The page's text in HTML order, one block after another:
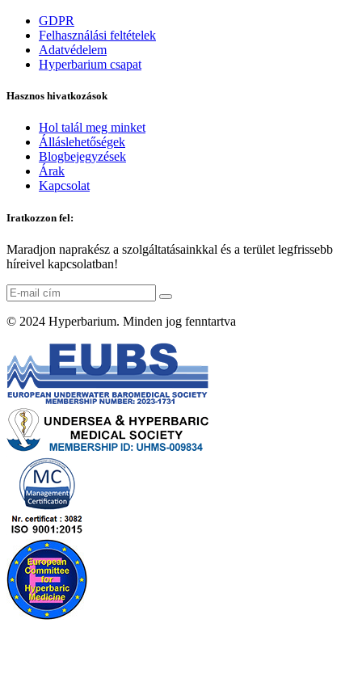
GDPR
Felhasználási feltételek
Adatvédelem
Hyperbarium csapat
Hasznos hivatkozások
Hol talál meg minket
Álláslehetőségek
Blogbejegyzések
Árak
Kapcsolat
Iratkozzon fel:
Maradjon naprakész a szolgáltatásainkkal és a terület legfrissebb
híreivel kapcsolatban!
© 2024 Hyperbarium. Minden jog fenntartva